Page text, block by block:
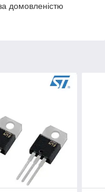
домовленістю